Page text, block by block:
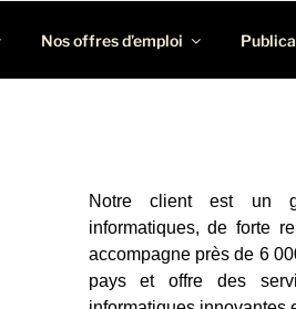
Nos offres d’emploi
Notre client est un
informatiques, de forte
accompagne près de 6
pays et offre des